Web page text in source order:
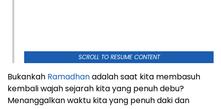
SCROLL TO RESUME CONTENT
Bukankah Ramadhanadalah saat kita membasuh
kembali wajah sejarah kita yang penuh debu?
Menanggalkan waktu kita yang penuh daki dan